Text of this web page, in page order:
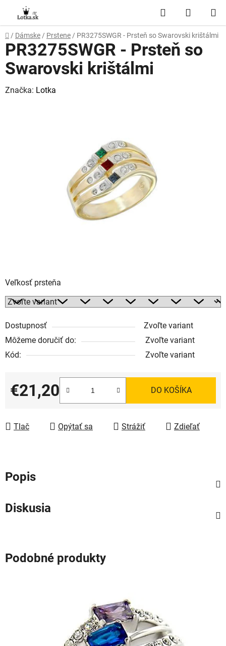
obsah
Hľadať
KOŠÍK
Domov
/ Dámske / Prstene / PR3275SWGR - Prsteň so Swarovski krištálmi
Veľkosť prsteňa
Dostupnosť
Zvoľte variant
Môžeme doručiť do:
Zvoľte variant
Kód:
Zvoľte variant
€21,20
Jednotková cena:
DO KOŠÍKA
Tlač Opýtať sa Strážiť Zdieľať
PR3275SWGR - Prsteň so
Swarovski krištálmi
Značka: Lotka
Popis
Diskusia
Podobné produkty